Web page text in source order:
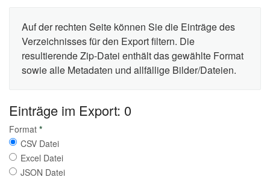
Auf der rechten Seite können Sie die Einträge des
Verzeichnisses für den Export filtern. Die
resultierende Zip-Datei enthält das gewählte Format
sowie alle Metadaten und allfällige Bilder/Dateien.
Einträge im Export: 0
Format *
CSV Datei
Excel Datei
JSON Datei